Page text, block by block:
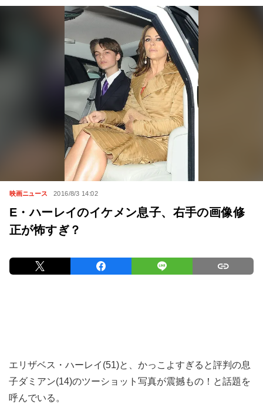
映画ニュース 2016/8/3 14:02
E・ハーレイのイケメン息子、右手の画像修
正が怖すぎ？
エリザベス・ハーレイ(51)と、かっこよすぎると評判の息
子ダミアン(14)のツーショット写真が震撼もの！と話題を
呼んでいる。